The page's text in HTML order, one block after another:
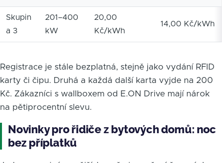
Skupin
a 3
201–400
kW
20,00
Kč/kWh
14,00 Kč/kWh
Registrace je stále bezplatná, stejně jako vydání RFID
karty či čipu. Druhá a každá další karta vyjde na 200
Kč. Zákazníci s wallboxem od E.ON Drive mají nárok
na pětiprocentní slevu.
Novinky pro řidiče z bytových domů: noc
bez příplatků